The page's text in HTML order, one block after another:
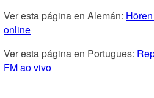
Ver esta página en Alemán:
online
Ver esta página en Portugues:
FM ao vivo